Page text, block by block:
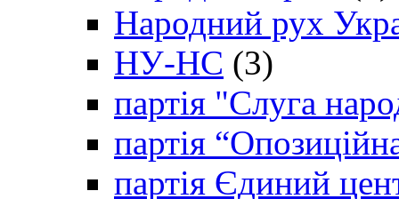
Народний рух
НУ-НС (3)
партія "Слуга
партія
партія Єдиний